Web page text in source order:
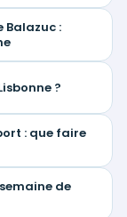
Balazuc :
?
: que faire
de